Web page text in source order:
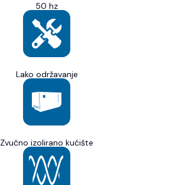
50 hz
Lako održavanje
Zvučno izolirano kućište